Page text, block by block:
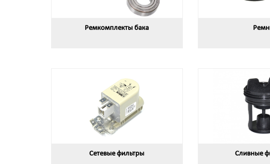
Ремкомплекты бака
Сетевые фильтры Сливные